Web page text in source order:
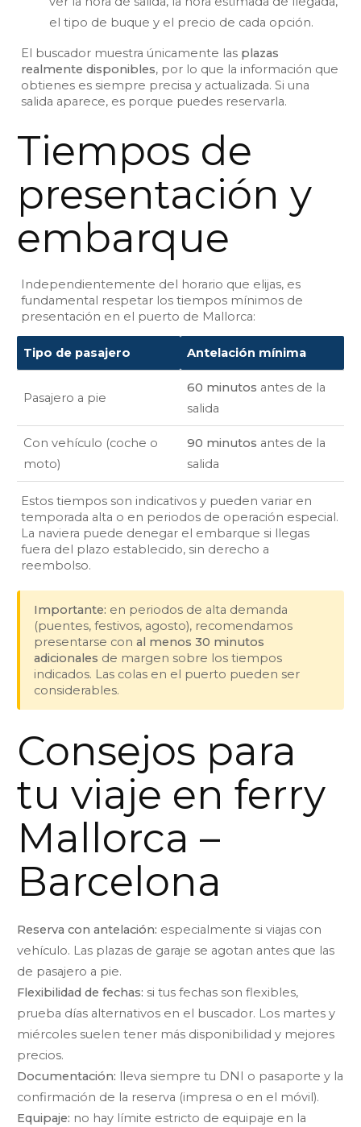
el tipo de buque y el precio de cada opción.
El buscador muestra únicamente las plazas
realmente disponibles, por lo que la información que
obtienes es siempre precisa y actualizada. Si una
salida aparece, es porque puedes reservarla.
Tiempos de
presentación y
embarque
Independientemente del horario que elijas, es
fundamental respetar los tiempos mínimos de
presentación en el puerto de Mallorca:
Tipo de pasajero Antelación mínima
Pasajero a pie
60 minutos antes de la
salida
Con vehículo (coche o
moto)
90 minutos antes de la
salida
Estos tiempos son indicativos y pueden variar en
temporada alta o en periodos de operación especial.
La naviera puede denegar el embarque si llegas
fuera del plazo establecido, sin derecho a
reembolso.
Importante: en periodos de alta demanda
(puentes, festivos, agosto), recomendamos
presentarse con al menos 30 minutos
adicionales de margen sobre los tiempos
indicados. Las colas en el puerto pueden ser
considerables.
Consejos para
tu viaje en ferry
Mallorca –
Barcelona
Reserva con antelación: especialmente si viajas con
vehículo. Las plazas de garaje se agotan antes que las
de pasajero a pie.
Flexibilidad de fechas: si tus fechas son flexibles,
prueba días alternativos en el buscador. Los martes y
miércoles suelen tener más disponibilidad y mejores
precios.
Documentación: lleva siempre tu DNI o pasaporte y la
confirmación de la reserva (impresa o en el móvil).
Equipaje: no hay límite estricto de equipaje en la